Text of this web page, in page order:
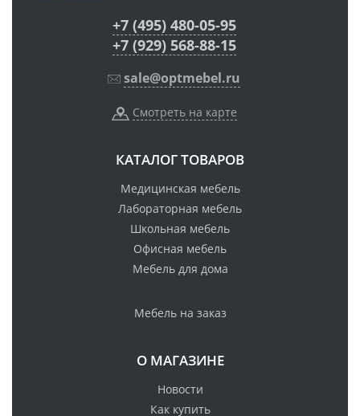
+7 (495) 480-05-95
+7 (929) 568-88-15
sale@optmebel.ru
Смотреть на карте
КАТАЛОГ ТОВАРОВ
Медицинская мебель
Лабораторная мебель
Школьная мебель
Офисная мебель
Мебель для дома
Мебель на заказ
О МАГАЗИНЕ
Новости
Как купить